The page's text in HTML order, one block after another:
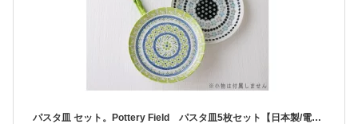
パスタ皿 セット。Pottery Field パスタ皿5枚セット【日本製/電子レンジ 食器洗浄機 対応/軽い/食洗機 OK/陶器/美濃焼/洋食器/北欧/xc/食器セット/パスタプレート/ランチ皿/モーニングプレート/大皿/ギフト/結婚祝い/おしゃれ 即発対応